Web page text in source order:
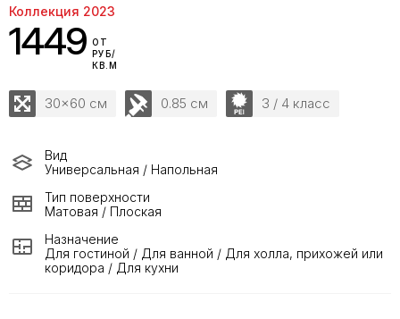
Коллекция 2023
1449 ОТ
РУБ/
КВ.М
30x60 см 0.85 см 3 / 4 класс
Вид
Универсальная / Напольная
Тип поверхности
Матовая / Плоская
Назначение
Для гостиной / Для ванной / Для холла, прихожей или
коридора / Для кухни